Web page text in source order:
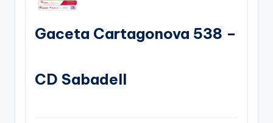
Gaceta Cartagonova 538 –
CD Sabadell